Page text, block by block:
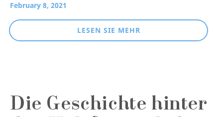
February 8, 2021
LESEN SIE MEHR
Die Geschichte hinter